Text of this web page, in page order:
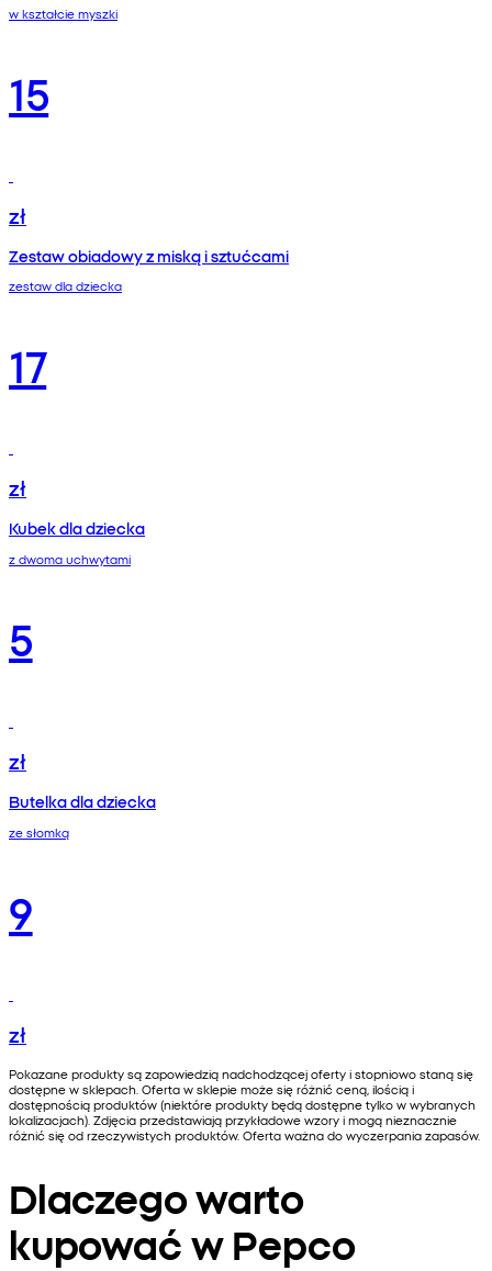
w kształcie myszki
15
zł
Zestaw obiadowy z miską i sztućcami
zestaw dla dziecka
17
zł
Kubek dla dziecka
z dwoma uchwytami
5
zł
Butelka dla dziecka
ze słomką
9
zł
Pokazane produkty są zapowiedzią nadchodzącej oferty i stopniowo staną się
dostępne w sklepach. Oferta w sklepie może się różnić ceną, ilością i
dostępnością produktów (niektóre produkty będą dostępne tylko w wybranych
lokalizacjach). Zdjęcia przedstawiają przykładowe wzory i mogą nieznacznie
różnić się od rzeczywistych produktów. Oferta ważna do wyczerpania zapasów.
Dlaczego warto
kupować w Pepco